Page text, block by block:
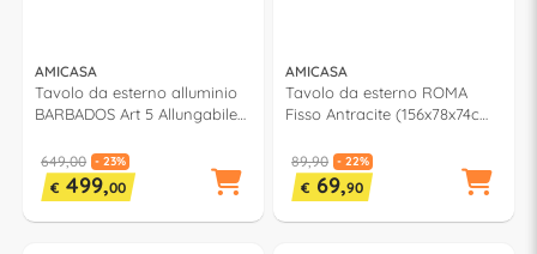
AMICASA
Tavolo da esterno alluminio
BARBADOS Art 5 Allungabile
243005
649,00 - 23%
€ 499,00
AMICASA
Tavolo da esterno ROMA
Fisso Antracite (156x78x74cm)
89,90 - 22%
€ 69,90